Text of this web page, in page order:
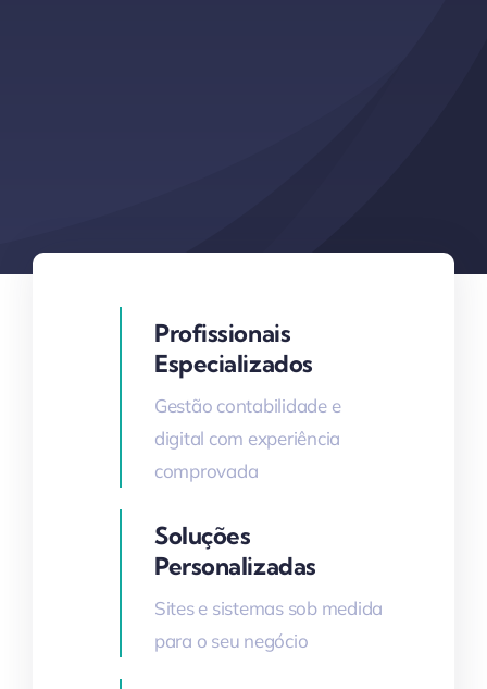
Profissionais
Especializados
Gestão contabilidade e
digital com experiência
comprovada
Soluções
Personalizadas
Sites e sistemas sob medida
para o seu negócio